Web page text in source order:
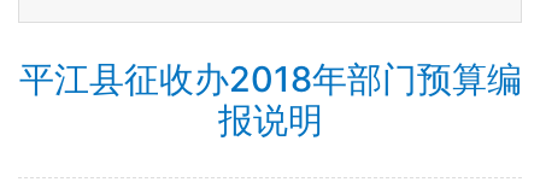
平江县征收办2018年部门预算编
报说明